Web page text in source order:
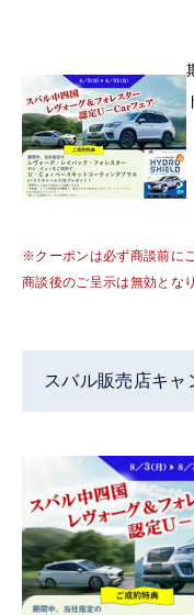
※クーポンは必ず商談前に
商談後のご呈示は無効とな
スバル販売店キャ